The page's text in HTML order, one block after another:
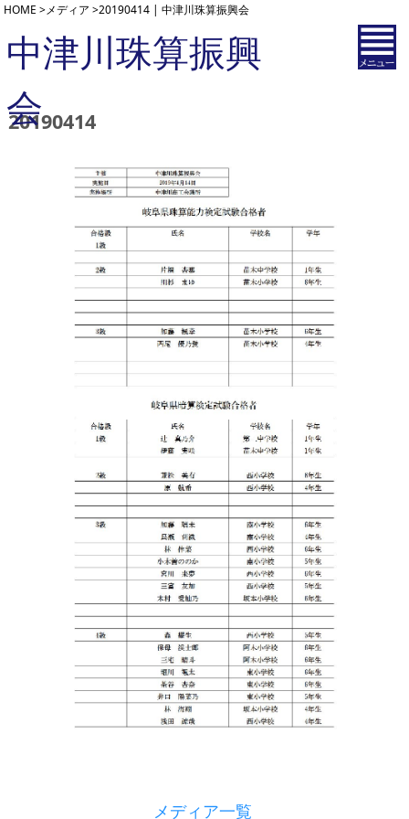
HOME >メディア >20190414 | 中津川珠算振興会
中津川珠算振興
会
20190414
メディア一覧